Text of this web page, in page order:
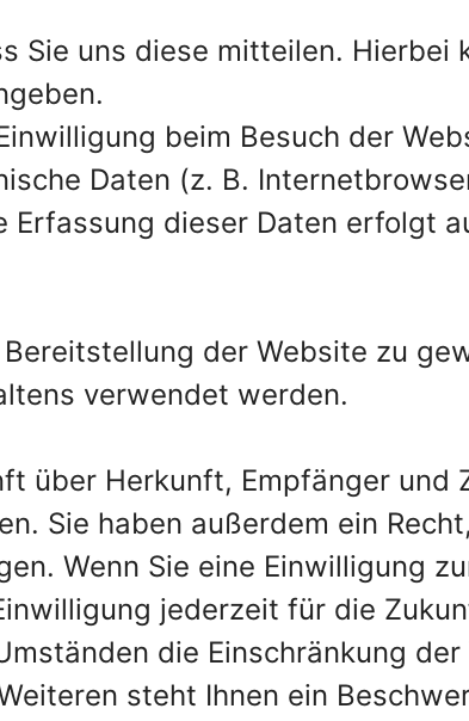
Sie uns diese mitteilen. Hierbei
beim Besuch der
Daten (z. B.
dieser Daten erfolgt
der Website zu
verwendet werden.
über Herkunft, Empfänger und
Sie haben außerdem ein
Wenn Sie eine Einwilligung
jederzeit für die
die Einschränkung
steht Ihnen ein